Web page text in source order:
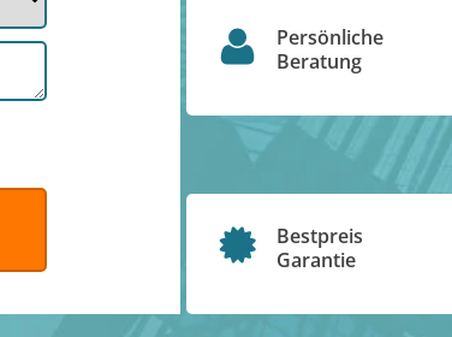
Persönliche
Beratung
Bestpreis
Garantie